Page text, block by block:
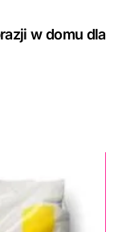
w domu dla